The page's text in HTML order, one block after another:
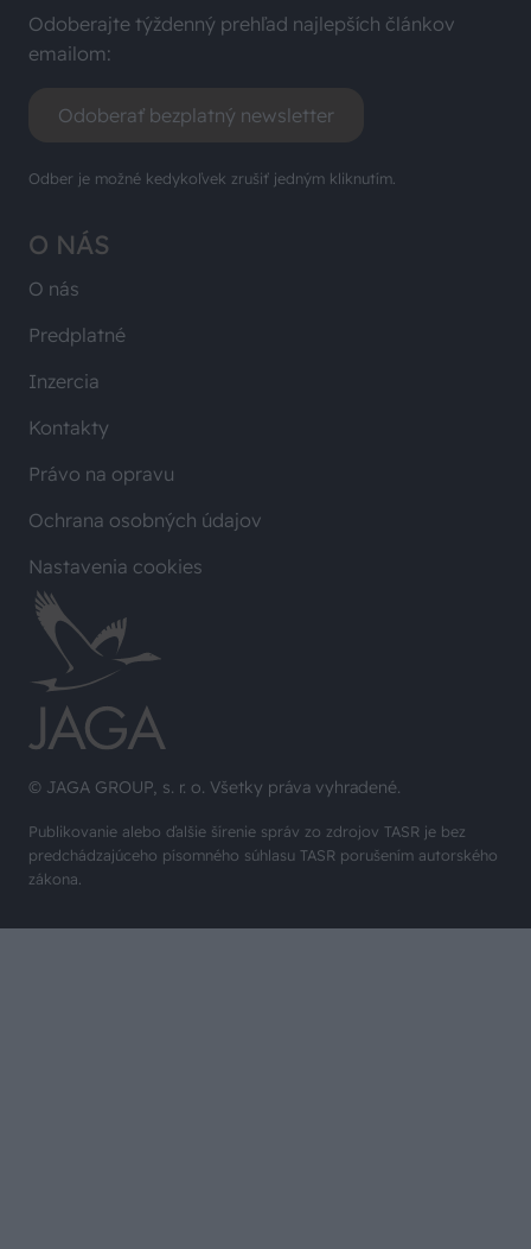
© JAGA GROUP, s. r. o. Všetky práva vyhradené.
Publikovanie alebo ďalšie šírenie správ zo zdrojov TASR je bez
predchádzajúceho písomného súhlasu TASR porušením autorského
zákona.
O NÁS
O nás
Predplatné
Inzercia
Kontakty
Právo na opravu
Ochrana osobných údajov
Nastavenia cookies
Odoberajte týždenný prehľad najlepších článkov
emailom:
Odoberať bezplatný newsletter
Odber je možné kedykoľvek zrušiť jedným kliknutím.